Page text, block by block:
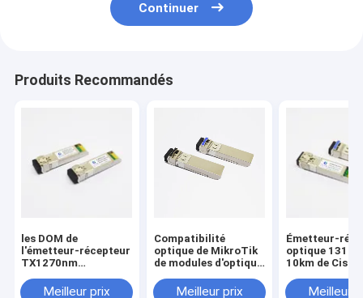
Continuer
Produits Recommandés
les DOM de
l'émetteur-récepteur
TX1270nm
25G SFP28 LC SMF
Meilleur prix
Compatibilité
optique de MikroTik
de modules d'optique
récepteur 1310nm
Meilleur prix
Émetteur-
optique
10km de Cisco
soutien des
Meilleur